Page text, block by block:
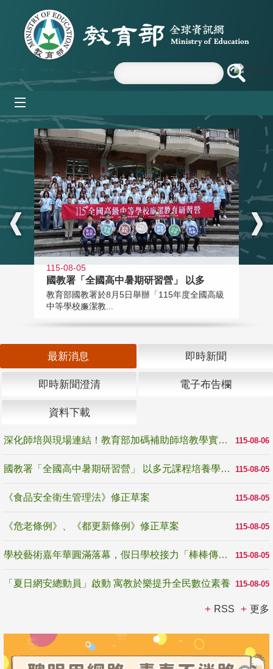
跳到主要內容區塊
:::
115-08-05
國教署「全國高中暑期研習營」 以多
教育部國教署於8月5日舉辦「115年度全國高級
中等學校廉潔教...
最新消息 即時新聞
即時新聞澄清 電子布告欄
資料下載
115-08-06
深化師培與現場連結！教育部加碼補助師培教學實踐研究 10月師培國際研討會交流教學實踐經驗
115-08-05
國教署「全國高中暑期研習營」 以多元課程培養學生瞭解誠信專業與倫理價值
115-08-05
《食品安全衛生管理法》修正草案
115-08-05
《危老條例》、《都更新條例》修正草案
115-08-05
學校藝術嘉年華圓滿落幕，假日學校接力「棒棒傳美感」
115-08-05
「夏日網安總動員」啟動 寓教於樂提升全民數位素養
RSS 更多